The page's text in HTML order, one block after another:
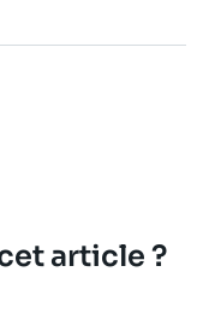
article ?